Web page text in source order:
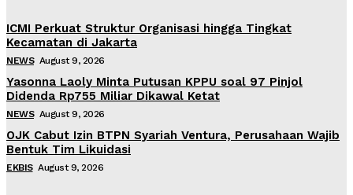
ICMI Perkuat Struktur Organisasi hingga Tingkat
Kecamatan di Jakarta
NEWS August 9, 2026
Yasonna Laoly Minta Putusan KPPU soal 97 Pinjol
Didenda Rp755 Miliar Dikawal Ketat
NEWS August 9, 2026
OJK Cabut Izin BTPN Syariah Ventura, Perusahaan Wajib
Bentuk Tim Likuidasi
EKBIS August 9, 2026